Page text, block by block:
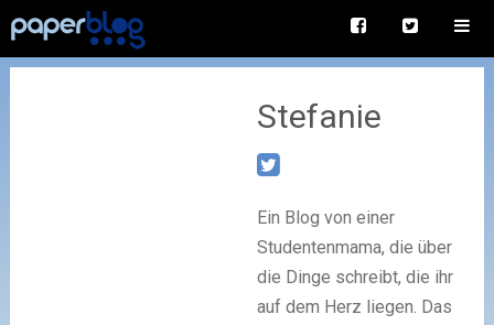
Stefanie
Ein Blog von einer
Studentenmama, die über
die Dinge schreibt, die ihr
auf dem Herz liegen. Das